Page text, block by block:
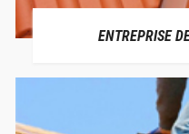
ENTREPRISE